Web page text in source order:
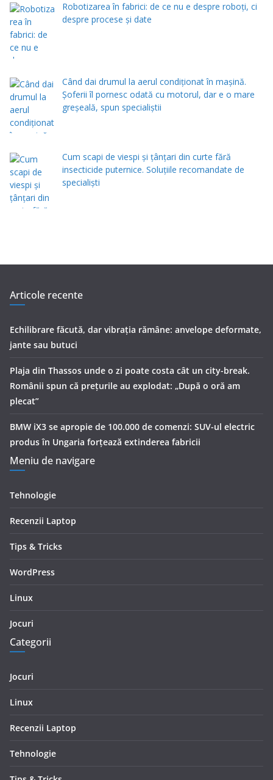
Robotizarea în fabrici: de ce nu e despre roboți, ci
despre procese și date
Când dai drumul la aerul condiţionat în maşină.
Şoferii îl pornesc odată cu motorul, dar e o mare
greşeală, spun specialiştii
Cum scapi de viespi și țânțari din curte fără
insecticide puternice. Soluțiile recomandate de
specialiști
Articole recente
Echilibrare făcută, dar vibrația rămâne: anvelope deformate,
jante sau butuci
Plaja din Thassos unde o zi poate costa cât un city-break.
Românii spun că prețurile au explodat: „După o oră am
plecat”
BMW iX3 se apropie de 100.000 de comenzi: SUV-ul electric
produs în Ungaria forțează extinderea fabricii
Meniu de navigare
Tehnologie
Recenzii Laptop
Tips & Tricks
WordPress
Linux
Jocuri
Categorii
Jocuri
Linux
Recenzii Laptop
Tehnologie